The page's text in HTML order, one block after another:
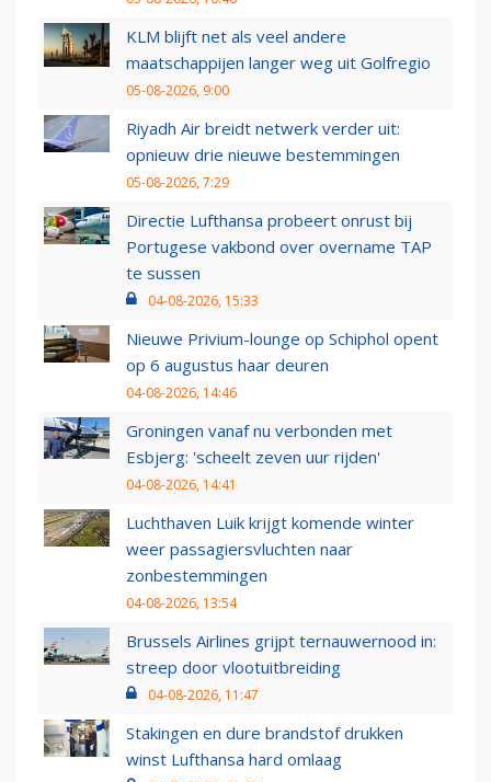
KLM blijft net als veel andere
maatschappijen langer weg uit Golfregio
05-08-2026, 9:00
Riyadh Air breidt netwerk verder uit:
opnieuw drie nieuwe bestemmingen
05-08-2026, 7:29
Directie Lufthansa probeert onrust bij
Portugese vakbond over overname TAP
te sussen
04-08-2026, 15:33
Nieuwe Privium-lounge op Schiphol opent
op 6 augustus haar deuren
04-08-2026, 14:46
Groningen vanaf nu verbonden met
Esbjerg: 'scheelt zeven uur rijden'
04-08-2026, 14:41
Luchthaven Luik krijgt komende winter
weer passagiersvluchten naar
zonbestemmingen
04-08-2026, 13:54
Brussels Airlines grijpt ternauwernood in:
streep door vlootuitbreiding
04-08-2026, 11:47
Stakingen en dure brandstof drukken
winst Lufthansa hard omlaag